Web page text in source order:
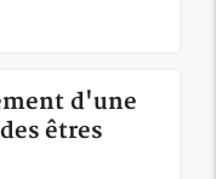
d'une
êtres